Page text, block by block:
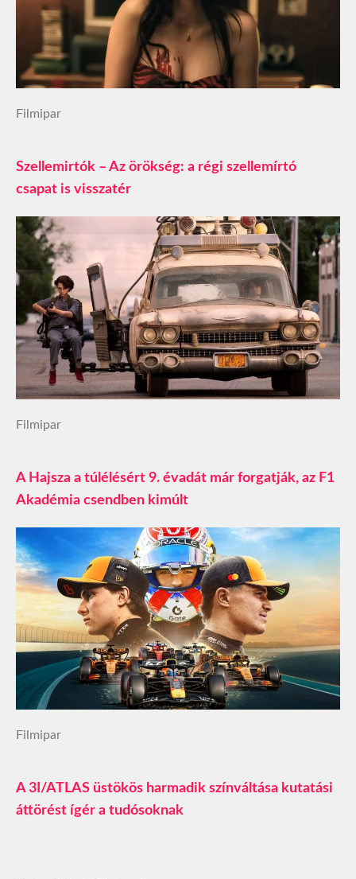
Filmipar
Szellemirtók – Az örökség: a régi szellemírtó
csapat is visszatér
Filmipar
A Hajsza a túlélésért 9. évadát már forgatják, az F1
Akadémia csendben kimúlt
Filmipar
A 3I/ATLAS üstökös harmadik színváltása kutatási
áttörést ígér a tudósoknak